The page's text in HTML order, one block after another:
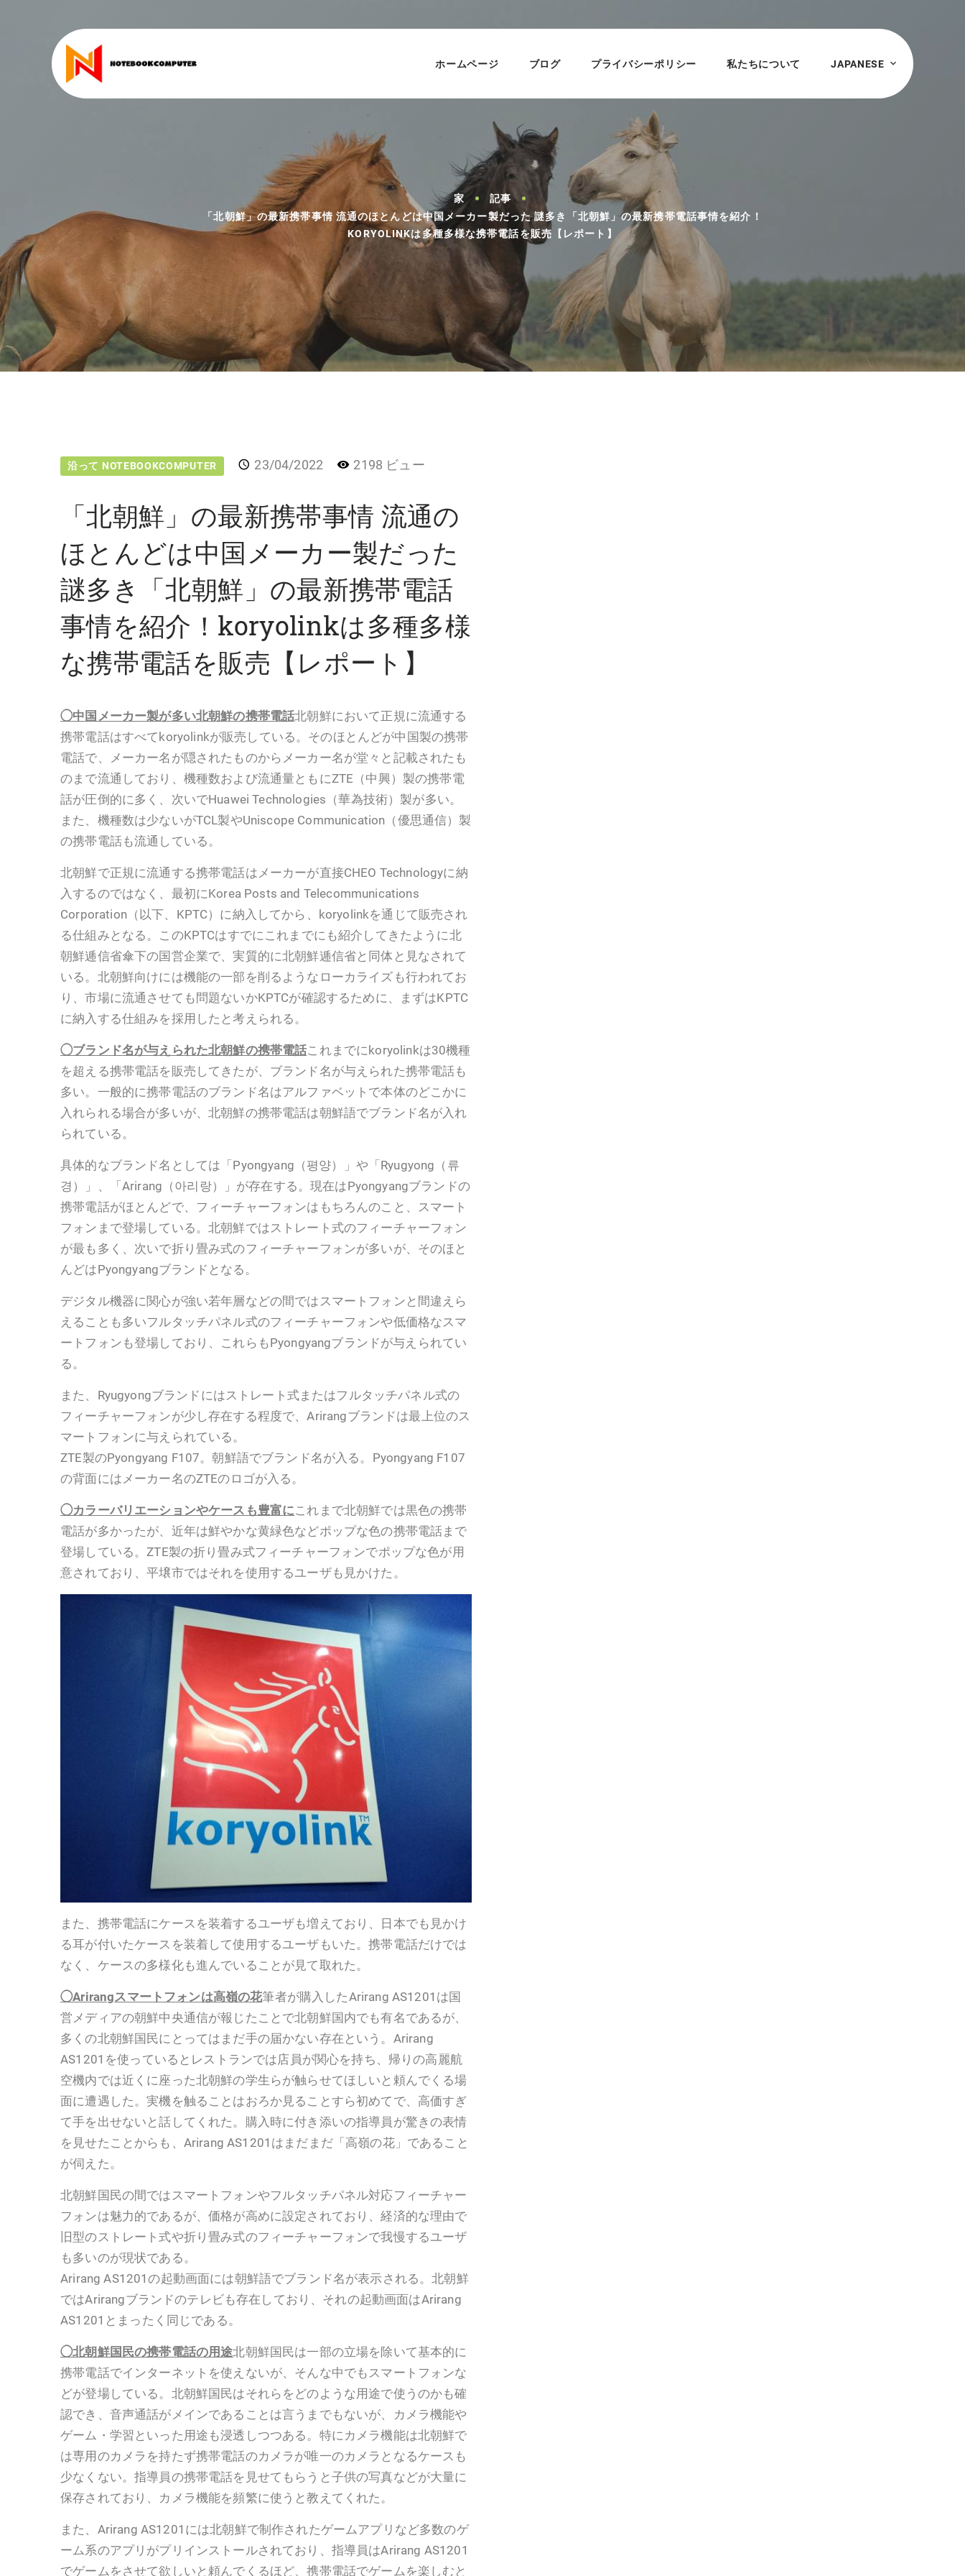
ホームページ ブログ プライバシーポリシー 私たちについて JAPANESE
家
記事
「北朝鮮」の最新携帯事情 流通のほとんどは中国メーカー製だった 謎多き「北朝鮮」の最新携帯電話事情を紹介！
KORYOLINKは多種多様な携帯電話を販売【レポート】
沿って NOTEBOOKCOMPUTER 23/04/2022 2198 ビュー
「北朝鮮」の最新携帯事情 流通の
ほとんどは中国メーカー製だった
謎多き「北朝鮮」の最新携帯電話
事情を紹介！koryolinkは多種多様
な携帯電話を販売【レポート】
◯中国メーカー製が多い北朝鮮の携帯電話北朝鮮において正規に流通する
携帯電話はすべてkoryolinkが販売している。そのほとんどが中国製の携帯
電話で、メーカー名が隠されたものからメーカー名が堂々と記載されたも
のまで流通しており、機種数および流通量ともにZTE（中興）製の携帯電
話が圧倒的に多く、次いでHuawei Technologies（華為技術）製が多い。
また、機種数は少ないがTCL製やUniscope Communication（優思通信）製
の携帯電話も流通している。
北朝鮮で正規に流通する携帯電話はメーカーが直接CHEO Technologyに納
入するのではなく、最初にKorea Posts and Telecommunications
Corporation（以下、KPTC）に納入してから、koryolinkを通じて販売され
る仕組みとなる。このKPTCはすでにこれまでにも紹介してきたように北
朝鮮逓信省傘下の国営企業で、実質的に北朝鮮逓信省と同体と見なされて
いる。北朝鮮向けには機能の一部を削るようなローカライズも行われてお
り、市場に流通させても問題ないかKPTCが確認するために、まずはKPTC
に納入する仕組みを採用したと考えられる。
◯ブランド名が与えられた北朝鮮の携帯電話これまでにkoryolinkは30機種
を超える携帯電話を販売してきたが、ブランド名が与えられた携帯電話も
多い。一般的に携帯電話のブランド名はアルファベットで本体のどこかに
入れられる場合が多いが、北朝鮮の携帯電話は朝鮮語でブランド名が入れ
られている。
具体的なブランド名としては「Pyongyang（평양）」や「Ryugyong（류
경）」、「Arirang（아리랑）」が存在する。現在はPyongyangブランドの
携帯電話がほとんどで、フィーチャーフォンはもちろんのこと、スマート
フォンまで登場している。北朝鮮ではストレート式のフィーチャーフォン
が最も多く、次いで折り畳み式のフィーチャーフォンが多いが、そのほと
んどはPyongyangブランドとなる。
デジタル機器に関心が強い若年層などの間ではスマートフォンと間違えら
えることも多いフルタッチパネル式のフィーチャーフォンや低価格なスマ
ートフォンも登場しており、これらもPyongyangブランドが与えられてい
る。
また、Ryugyongブランドにはストレート式またはフルタッチパネル式の
フィーチャーフォンが少し存在する程度で、Arirangブランドは最上位のス
マートフォンに与えられている。
ZTE製のPyongyang F107。朝鮮語でブランド名が入る。Pyongyang F107
の背面にはメーカー名のZTEのロゴが入る。
◯カラーバリエーションやケースも豊富にこれまで北朝鮮では黒色の携帯
電話が多かったが、近年は鮮やかな黄緑色などポップな色の携帯電話まで
登場している。ZTE製の折り畳み式フィーチャーフォンでポップな色が用
意されており、平壌市ではそれを使用するユーザも見かけた。
また、携帯電話にケースを装着するユーザも増えており、日本でも見かけ
る耳が付いたケースを装着して使用するユーザもいた。携帯電話だけでは
なく、ケースの多様化も進んでいることが見て取れた。
◯Arirangスマートフォンは高嶺の花筆者が購入したArirang AS1201は国
営メディアの朝鮮中央通信が報じたことで北朝鮮国内でも有名であるが、
多くの北朝鮮国民にとってはまだ手の届かない存在という。Arirang
AS1201を使っているとレストランでは店員が関心を持ち、帰りの高麗航
空機内では近くに座った北朝鮮の学生らが触らせてほしいと頼んでくる場
面に遭遇した。実機を触ることはおろか見ることすら初めてで、高価すぎ
て手を出せないと話してくれた。購入時に付き添いの指導員が驚きの表情
を見せたことからも、Arirang AS1201はまだまだ「高嶺の花」であること
が伺えた。
北朝鮮国民の間ではスマートフォンやフルタッチパネル対応フィーチャー
フォンは魅力的であるが、価格が高めに設定されており、経済的な理由で
旧型のストレート式や折り畳み式のフィーチャーフォンで我慢するユーザ
も多いのが現状である。
Arirang AS1201の起動画面には朝鮮語でブランド名が表示される。北朝鮮
ではArirangブランドのテレビも存在しており、それの起動画面はArirang
AS1201とまったく同じである。
◯北朝鮮国民の携帯電話の用途北朝鮮国民は一部の立場を除いて基本的に
携帯電話でインターネットを使えないが、そんな中でもスマートフォンな
どが登場している。北朝鮮国民はそれらをどのような用途で使うのかも確
認でき、音声通話がメインであることは言うまでもないが、カメラ機能や
ゲーム・学習といった用途も浸透しつつある。特にカメラ機能は北朝鮮で
は専用のカメラを持たず携帯電話のカメラが唯一のカメラとなるケースも
少なくない。指導員の携帯電話を見せてもらうと子供の写真などが大量に
保存されており、カメラ機能を頻繁に使うと教えてくれた。
また、Arirang AS1201には北朝鮮で制作されたゲームアプリなど多数のゲ
ーム系のアプリがプリインストールされており、指導員はArirang AS1201
でゲームをさせて欲しいと頼んでくるほど、携帯電話でゲームを楽しむと